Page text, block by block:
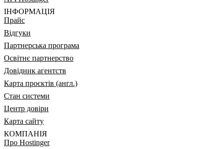
ІНФОРМАЦІЯ
Прайс
Відгуки
Партнерська програма
Освітнє партнерство
Довідник агентств
Карта проєктів (англ.)
Стан системи
Центр довіри
Карта сайту
КОМПАНІЯ
Про Hostinger